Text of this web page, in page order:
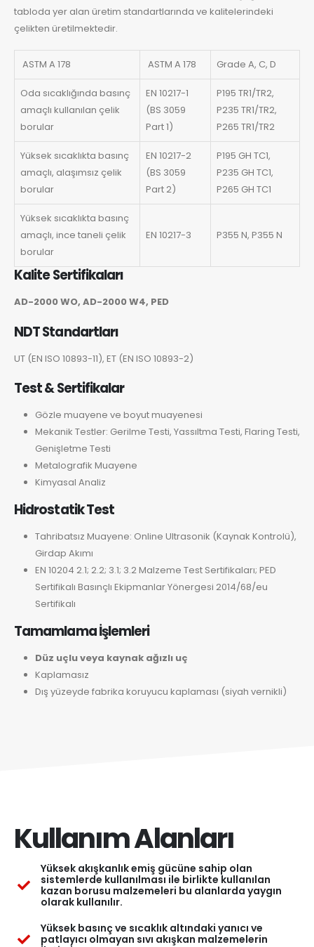
tabloda yer alan üretim standartlarında ve kalitelerindeki
çelikten üretilmektedir.
ASTM A 178 ASTM A 178 Grade A, C, D
Oda sıcaklığında basınç
amaçlı kullanılan çelik
borular
EN 10217-1
(BS 3059
Part 1)
P195 TR1/TR2,
P235 TR1/TR2,
P265 TR1/TR2
Yüksek sıcaklıkta basınç
amaçlı, alaşımsız çelik
borular
EN 10217-2
(BS 3059
Part 2)
P195 GH TC1,
P235 GH TC1,
P265 GH TC1
Yüksek sıcaklıkta basınç
amaçlı, ince taneli çelik
borular
EN 10217-3 P355 N, P355 N
Kalite Sertifikaları
AD-2000 WO, AD-2000 W4, PED
NDT Standartları
UT (EN ISO 10893-11), ET (EN ISO 10893-2)
Test & Sertifikalar
Gözle muayene ve boyut muayenesi
Mekanik Testler: Gerilme Testi, Yassıltma Testi, Flaring Testi,
Genişletme Testi
Metalografik Muayene
Kimyasal Analiz
Hidrostatik Test
Tahribatsız Muayene: Online Ultrasonik (Kaynak Kontrolü),
Girdap Akımı
EN 10204 2.1; 2.2; 3.1; 3.2 Malzeme Test Sertifikaları; PED
Sertifikalı Basınçlı Ekipmanlar Yönergesi 2014/68/eu
Sertifikalı
Tamamlama İşlemleri
Düz uçlu veya kaynak ağızlı uç
Kaplamasız
Dış yüzeyde fabrika koruyucu kaplaması (siyah vernikli)
Kullanım Alanları
Yüksek akışkanlık emiş gücüne sahip olan
sistemlerde kullanılması ile birlikte kullanılan
kazan borusu malzemeleri bu alanlarda yaygın
olarak kullanılır.
Yüksek basınç ve sıcaklık altındaki yanıcı ve
patlayıcı olmayan sıvı akışkan malzemelerin